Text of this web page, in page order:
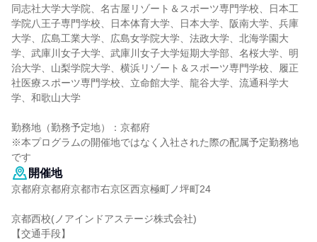
同志社大学大学院、名古屋リゾート＆スポーツ専門学校、日本工
学院八王子専門学校、日本体育大学、日本大学、阪南大学、兵庫
大学、広島工業大学、広島女学院大学、法政大学、北海学園大
学、武庫川女子大学、武庫川女子大学短期大学部、名桜大学、明
治大学、山梨学院大学、横浜リゾート＆スポーツ専門学校、履正
社医療スポーツ専門学校、立命館大学、龍谷大学、流通科学大
学、和歌山大学
勤務地（勤務予定地）：京都府
※本プログラムの開催地ではなく入社された際の配属予定勤務地
です
開催地
京都府京都府京都市右京区西京極町ノ坪町24
京都西校(ノアインドアステージ株式会社)
【交通手段】